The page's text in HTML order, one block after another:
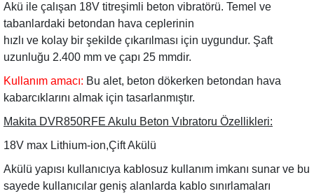
Akü ile çalışan 18V titreşimli beton vibratörü. Temel ve
tabanlardaki betondan hava ceplerinin
hızlı ve kolay bir şekilde çıkarılması için uygundur. Şaft
uzunluğu 2.400 mm ve çapı 25 mmdir.
Kullanım amacı: Bu alet, beton dökerken betondan hava
kabarcıklarını almak için tasarlanmıştır.
Makita DVR850RFE Akulu Beton Vıbratoru Özellikleri:
18V max Lithium-ion,Çift Akülü
Akülü yapısı kullanıcıya kablosuz kullanım imkanı sunar ve bu
sayede kullanıcılar geniş alanlarda kablo sınırlamaları